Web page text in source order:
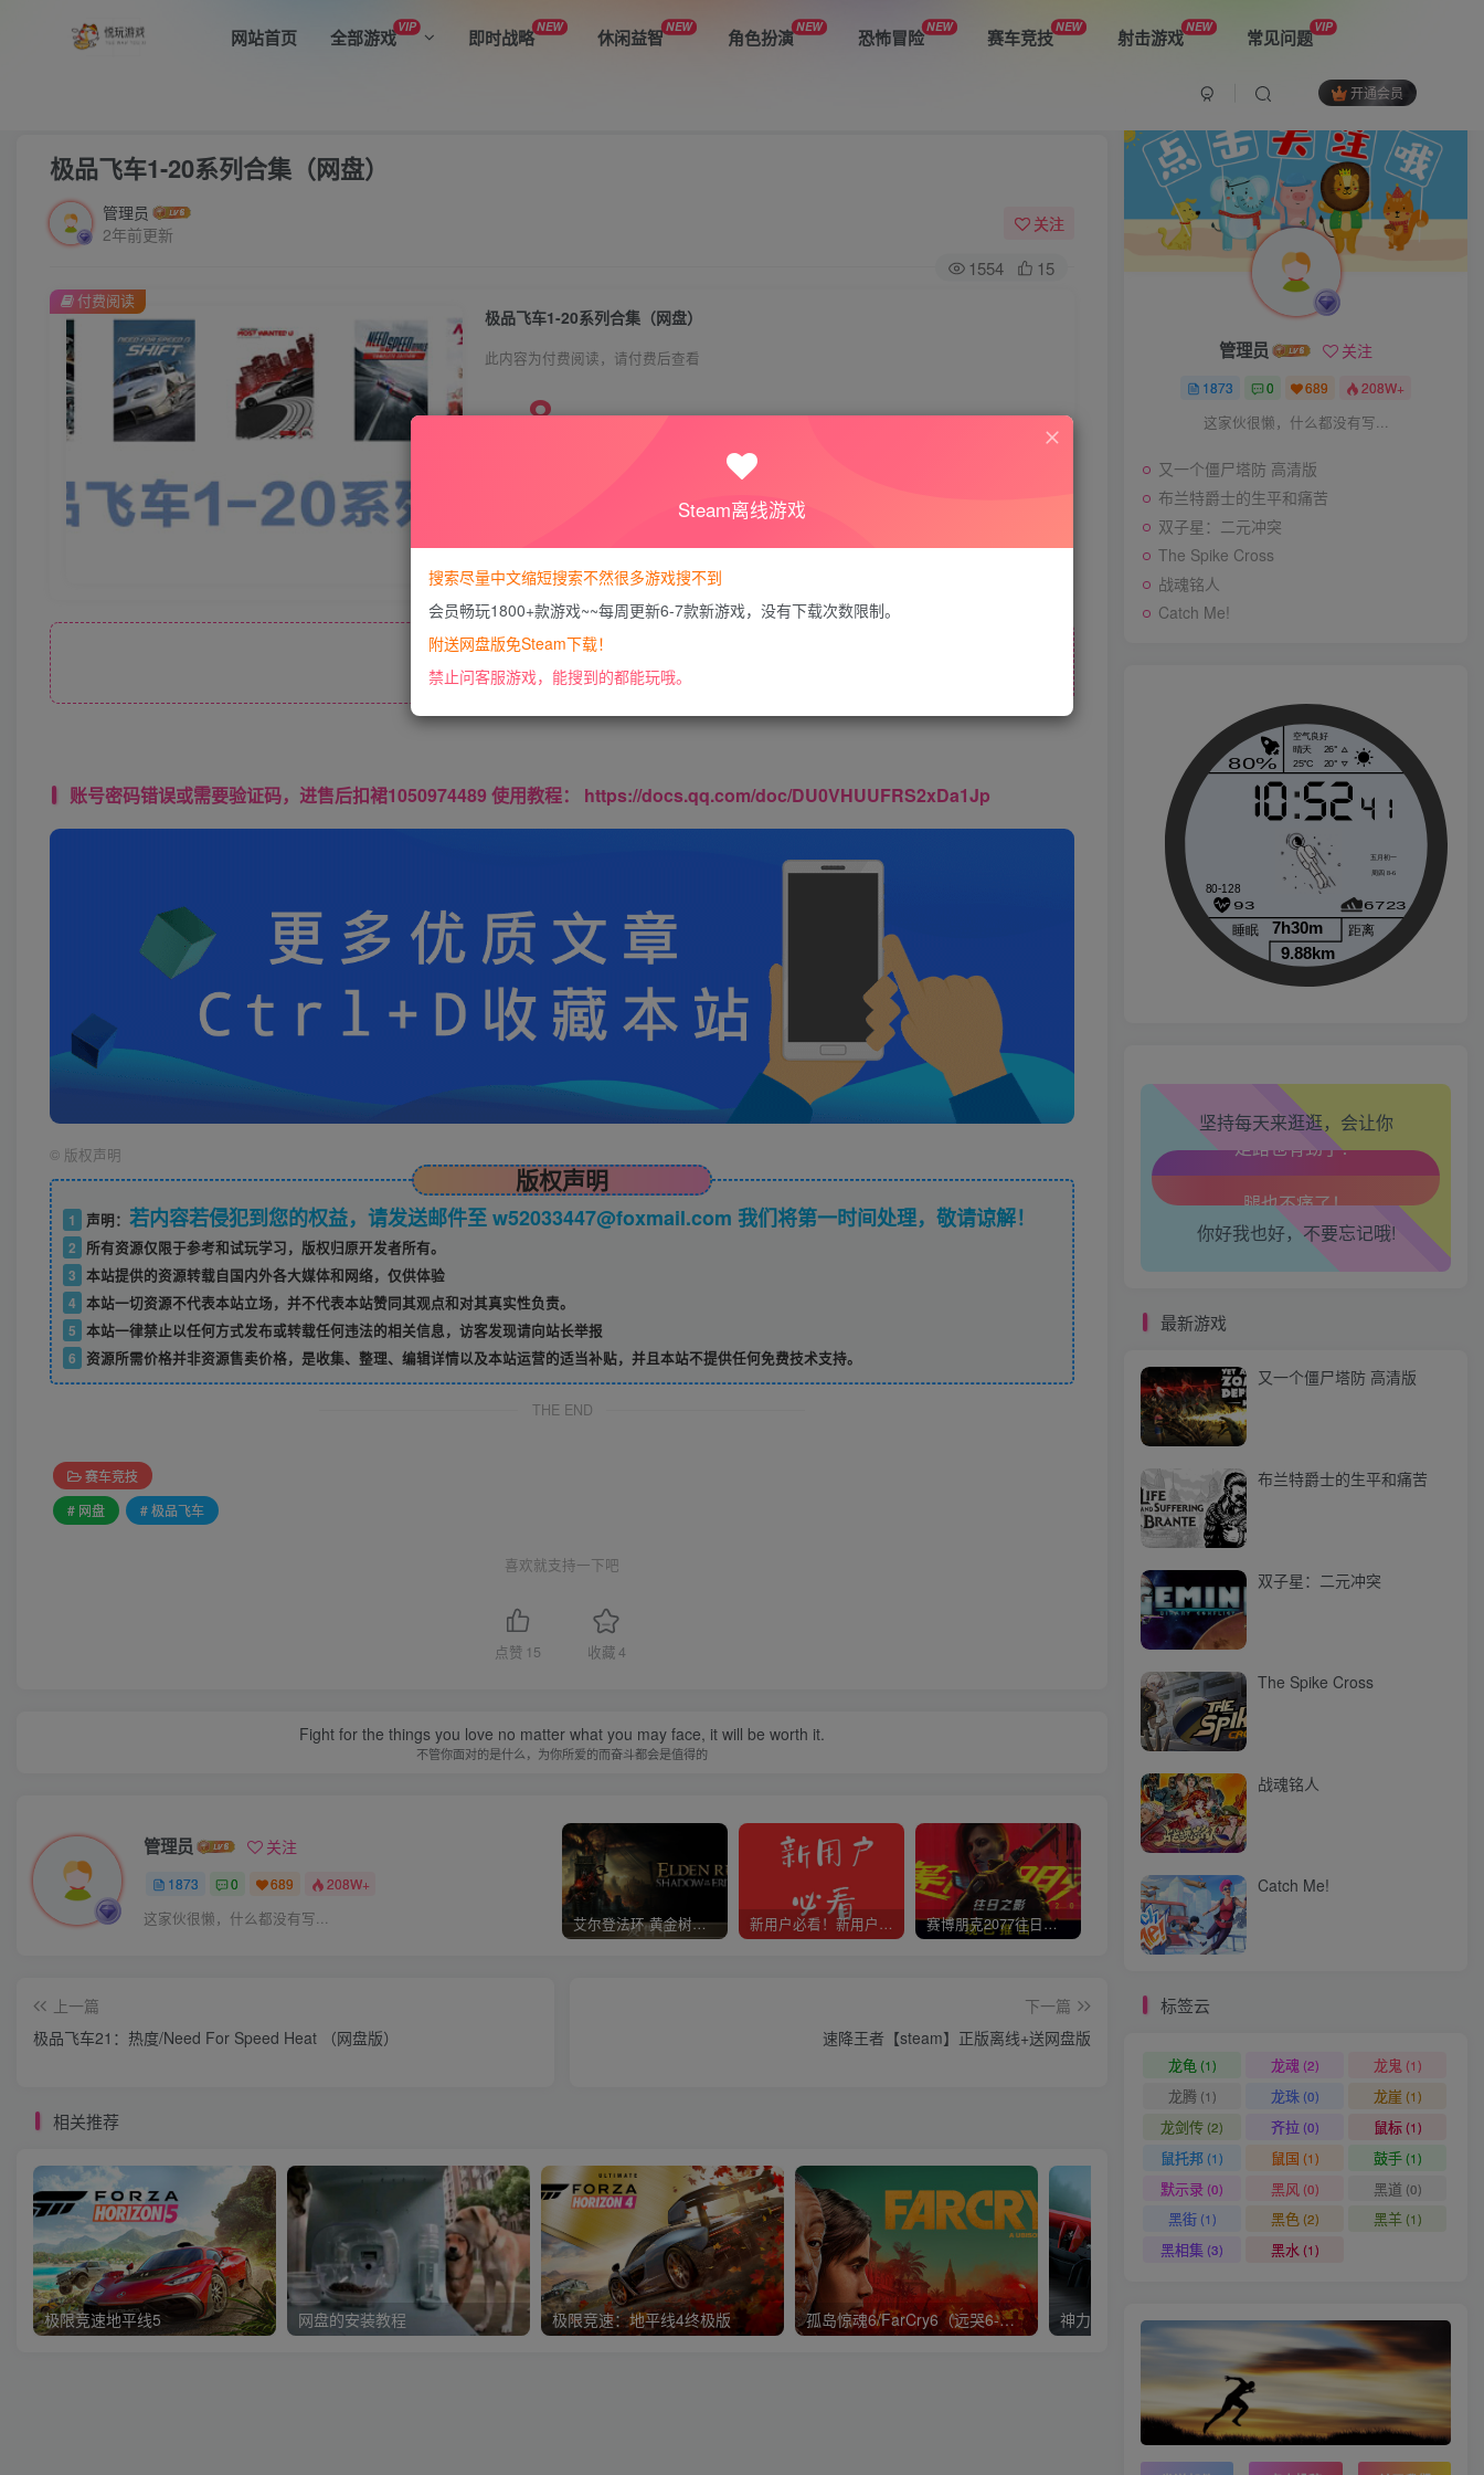
网站首页 全部游戏VIP 即时战略NEW 休闲益智NEW 角色扮演NEW 恐怖冒险NEW 赛车竞技NEW 射击游戏NEW 常见问题VIP
开通会员
极品飞车1-20系列合集（网盘）
管理员
2年前更新
关注
1554 15
极品飞车1-20系列合集（网盘）
此内容为付费阅读，请付费后查看
8
付费阅读
账号密码错误或需要验证码，进售后扣裙1050974489 使用教程： https://docs.qq.com/doc/DU0VHUUFRS2xDa1Jp
© 版权声明
版权声明
1 声明： 若内容若侵犯到您的权益，请发送邮件至 w52033447@foxmail.com 我们将第一时间处理，敬请谅解！
2
所有资源仅限于参考和试玩学习，版权归原开发者所有。
3 本站提供的资源转载自国内外各大媒体和网络，仅供体验
4 本站一切资源不代表本站立场，并不代表本站赞同其观点和对其真实性负责。
5 本站一律禁止以任何方式发布或转载任何违法的相关信息，访客发现请向站长举报
6
资源所需价格并非资源售卖价格，是收集、整理、编辑详情以及本站运营的适当补贴，并且本站不提供任何免费技术支持。
THE END
赛车竞技
# 网盘
# 极品飞车
喜欢就支持一下吧
点赞 15 收藏4
Fight for the things you love no matter what you may face, it will be worth it.
不管你面对的是什么，为你所爱的而奋斗都会是值得的
管理员 关注
1873 0 689 208W+
这家伙很懒，什么都没有写... 艾尔登法环 黄金树幽影 新用户必看！新用户必看！新用户必看！！！ 赛博朋克2077往日之影 使命召唤/COD 不要问，问就回答没有
上一篇
极品飞车21：热度/Need For Speed Heat （网盘版）
下一篇
速降王者【steam】正版离线+送网盘版
相关推荐
极限竞速地平线5 网盘的安装教程 极限竞速：地平线4终极版 孤岛惊魂6/FarCry6（远哭6-网盘） 神力科莎
又一个僵尸塔防 高清版
布兰特爵士的生平和痛苦
The Spike Cross
管理员 关注
1873 0 689 208W+
这家伙很懒，什么都没有写...
又一个僵尸塔防 高清版
布兰特爵士的生平和痛苦
双子星：二元冲突
The Spike Cross
战魂铭人
Catch Me!
坚持每天来逛逛，会让你
心情也舒畅了！
走路也有劲了！
腿也不痛了！
你好我也好，不要忘记哦!
最新游戏
又一个僵尸塔防 高清版
布兰特爵士的生平和痛苦
双子星：二元冲突
The Spike Cross
战魂铭人
Catch Me!
标签云
龙龟 (1) 龙魂 (2) 龙鬼 (1)
龙腾(1) 龙珠(0) 龙崖 (1)
龙剑传 (2) 齐拉(0) 鼠标(1)
鼠托邦(1) 鼠国 (1) 鼓手(1)
默示录(0) 黑风 (0) 黑道 (0)
黑街(1) 黑色(2) 黑羊(1)
黑相集 (3) 黑水(1)
Steam离线游戏
搜索尽量中文缩短搜索不然很多游戏搜不到
会员畅玩1800+款游戏~~每周更新6-7款新游戏，没有下载次数限制。
附送网盘版免Steam下载！
禁止问客服游戏，能搜到的都能玩哦。